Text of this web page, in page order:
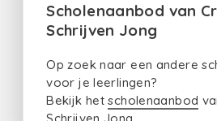
Scholenaanbod van
Schrijven Jong
Op zoek naar een andere
voor je leerlingen?
Bekijk hetscholenaanbod